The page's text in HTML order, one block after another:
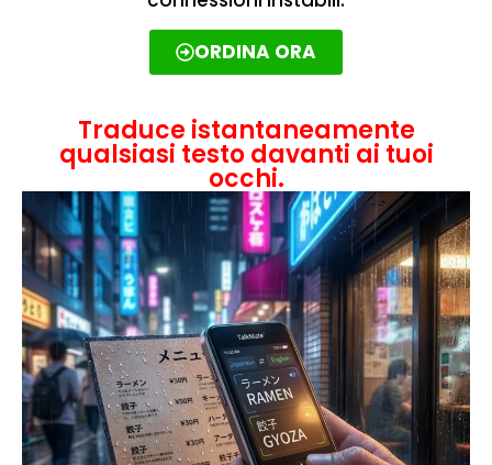
ORDINA ORA
Traduce istantaneamente
qualsiasi testo davanti ai tuoi
occhi.